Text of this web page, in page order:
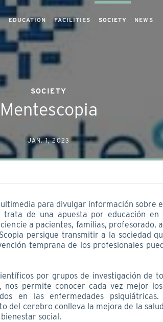
EDUCATION FACILITIES SOCIETY NEWS
SOCIETY
Mentescopia
JAN. 1, 2023
para divulgar información sobre
trata de una apuesta por educación en
a pacientes, familias, profesorado,
persigue transmitir a la sociedad
temprana de los profesionales
por grupos de investigación de
nos permite conocer cada vez mejor
en las enfermedades
del cerebro conlleva la mejora de la
social.